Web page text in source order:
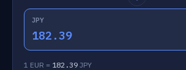
JPY
182.39
1 EUR = 182.39 JPY